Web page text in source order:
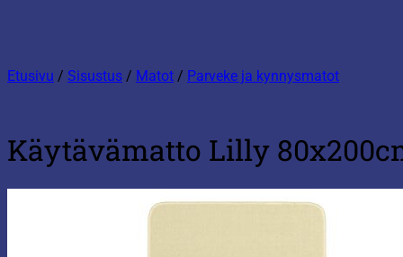
Etusivu / Sisustus / Matot / Parveke ja kynnysmatot
Käytävämatto Lilly